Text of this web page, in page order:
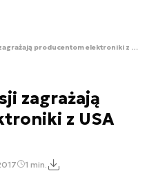
Sankcje wobec Rosji zagrażają producentom elektroniki z USA
zagrażają
z USA
1 min.